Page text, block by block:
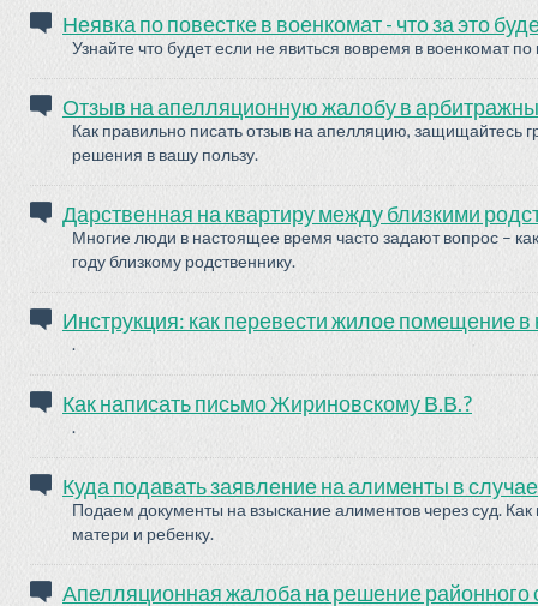
Неявка по повестке в военкомат - что за это
Узнайте что будет если не явиться вовремя в военкомат
Отзыв на апелляционную жалобу в
Как правильно писать отзыв на апелляцию, защищайтесь
решения в вашу пользу.
Дарственная на квартиру между близкими
Многие люди в настоящее время часто задают вопрос –
году близкому родственнику.
Инструкция: как перевести жилое помещение
.
Как написать письмо Жириновскому В.В.?
.
Куда подавать заявление на алименты в
Подаем документы на взыскание алиментов через суд.
матери и ребенку.
Апелляционная жалоба на решение районного